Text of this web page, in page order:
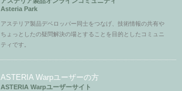
Asteria Park
アステリア製品デベロッパー同士をつなげ、技術情報の共有や
ちょっとしたの疑問解決の場とすることを目的としたコミュニ
ティです。
ASTERIA Warpユーザーの方
ASTERIA Warpユーザーサイト